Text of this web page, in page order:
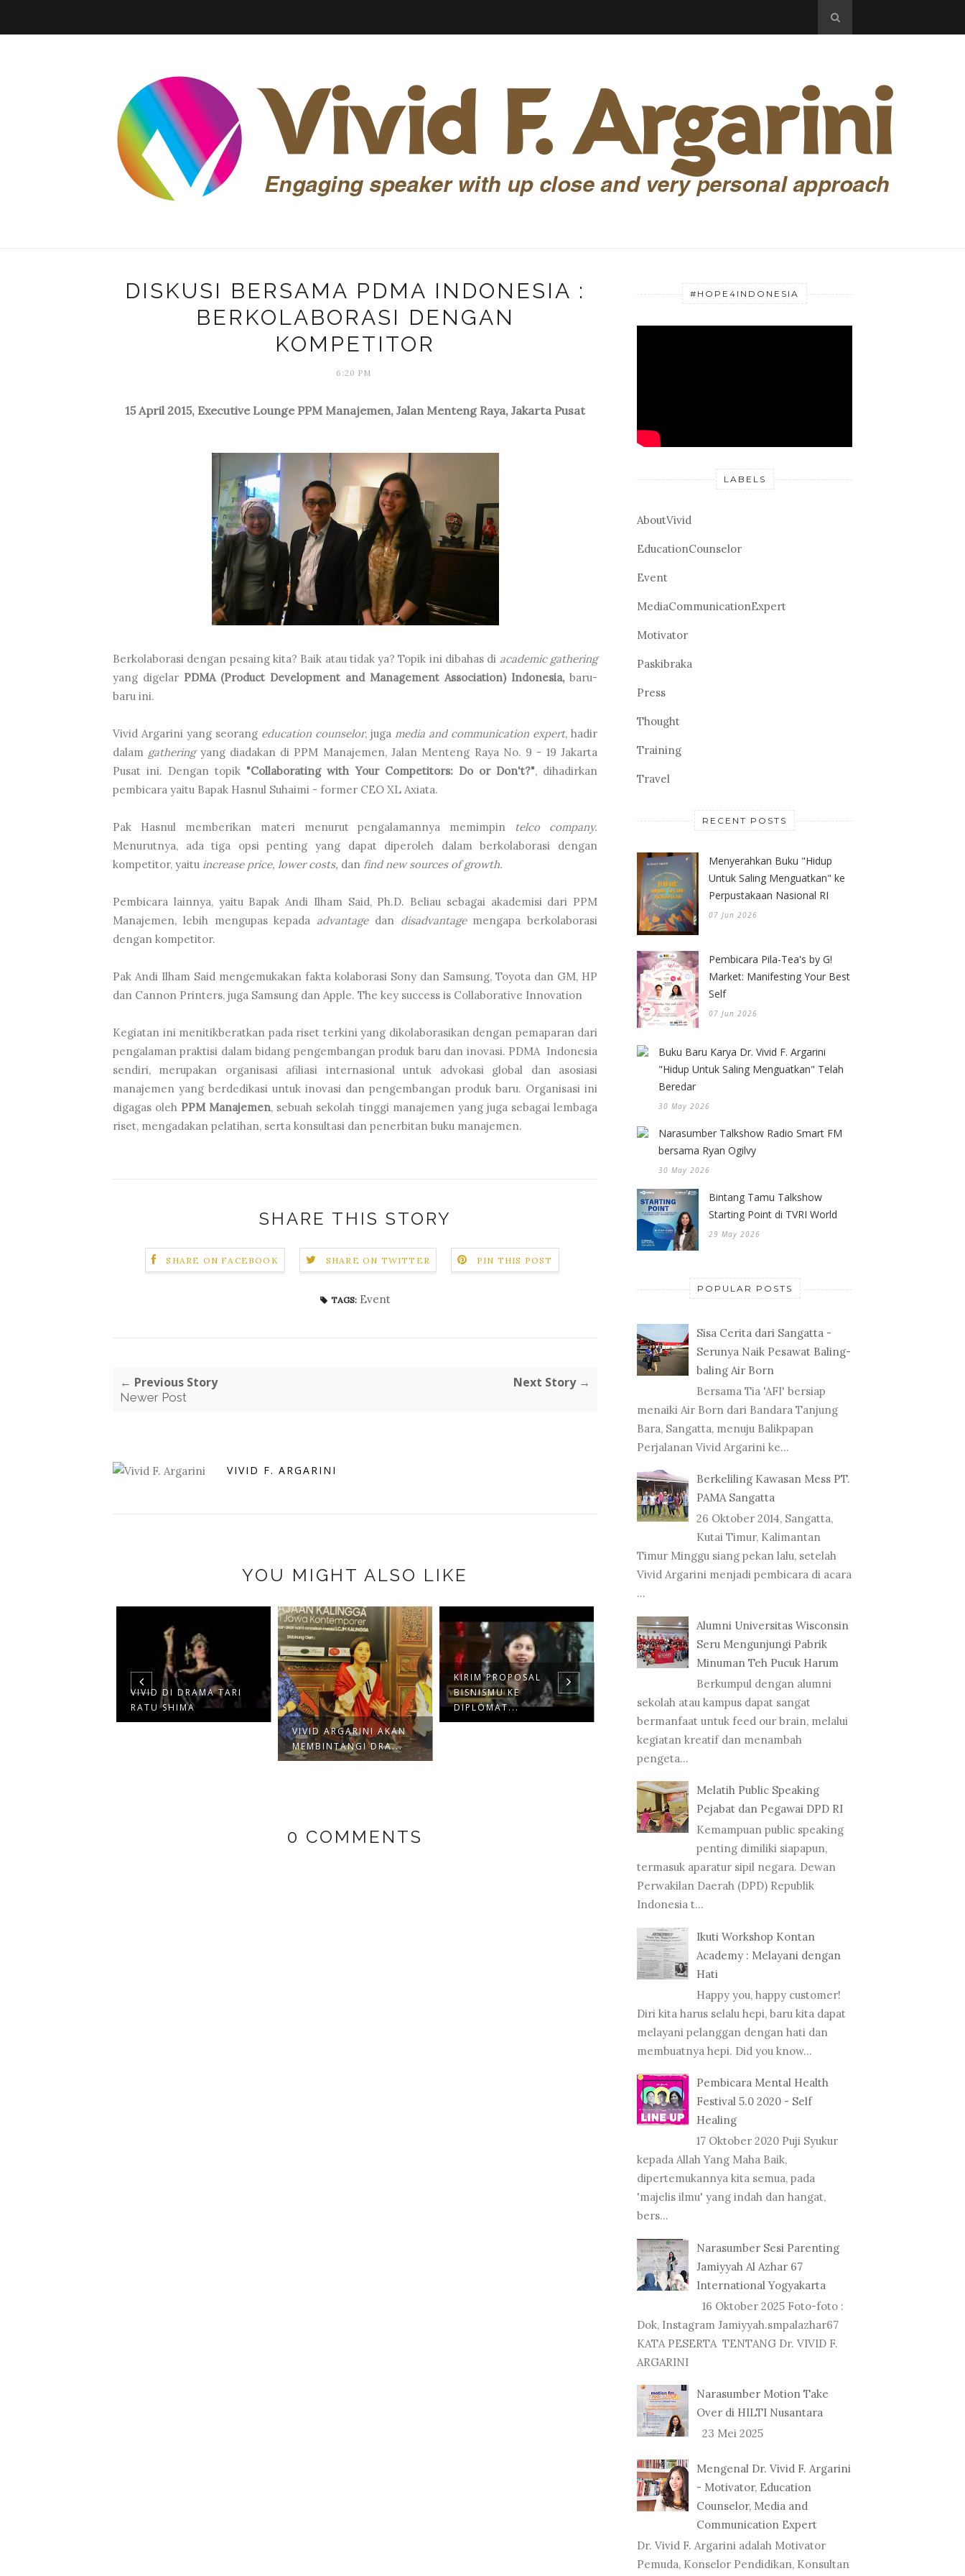
DISKUSI BERSAMA PDMA INDONESIA :
BERKOLABORASI DENGAN
KOMPETITOR
6:20 PM
15 April 2015, Executive Lounge PPM Manajemen, Jalan Menteng Raya, Jakarta Pusat
Berkolaborasi dengan pesaing kita? Baik atau tidak ya? Topik ini dibahas di academic gathering
yang digelar PDMA (Product Development and Management Association) Indonesia, baru-
baru ini.
Vivid Argarini yang seorang education counselor, juga media and communication expert, hadir
dalam gathering yang diadakan di PPM Manajemen, Jalan Menteng Raya No. 9 - 19 Jakarta
Pusat ini. Dengan topik "Collaborating with Your Competitors: Do or Don't?", dihadirkan
pembicara yaitu Bapak Hasnul Suhaimi - former CEO XL Axiata.
Pak Hasnul memberikan materi menurut pengalamannya memimpin telco company.
Menurutnya, ada tiga opsi penting yang dapat diperoleh dalam berkolaborasi dengan
kompetitor, yaitu increase price, lower costs, dan find new sources of growth.
Pembicara lainnya, yaitu Bapak Andi Ilham Said, Ph.D. Beliau sebagai akademisi dari PPM
Manajemen, lebih mengupas kepada advantage dan disadvantagemengapa berkolaborasi
dengan kompetitor.
Pak Andi Ilham Said mengemukakan fakta kolaborasi Sony dan Samsung, Toyota dan GM, HP
dan Cannon Printers, juga Samsung dan Apple. The key success is Collaborative Innovation
Kegiatan ini menitikberatkan pada riset terkini yang dikolaborasikan dengan pemaparan dari
pengalaman praktisi dalam bidang pengembangan produk baru dan inovasi. PDMA Indonesia
sendiri, merupakan organisasi afiliasi internasional untuk advokasi global dan asosiasi
manajemen yang berdedikasi untuk inovasi dan pengembangan produk baru. Organisasi ini
digagas oleh PPM Manajemen, sebuah sekolah tinggi manajemen yang juga sebagai lembaga
riset, mengadakan pelatihan, serta konsultasi dan penerbitan buku manajemen.
SHARE THIS STORY
SHARE ON FACEBOOK SHARE ON TWITTER PIN THIS POST
TAGS: Event
← Previous Story
Newer Post
Next Story →
VIVID F. ARGARINI
YOU MIGHT ALSO LIKE
VIVID DI DRAMA TARI
RATU SHIMA
VIVID ARGARINI AKAN
MEMBINTANGI DRA...
KIRIM PROPOSAL
BISNISMU KE
DIPLOMAT...
WORKSHOP VIVID F....
ALUMNI UNIVERSITAS
WISCONSIN SERU M...
0 COMMENTS
#HOPE4INDONESIA
LABELS
AboutVivid
EducationCounselor
Event
MediaCommunicationExpert
Motivator
Paskibraka
Press
Thought
Training
Travel
RECENT POSTS
Menyerahkan Buku "Hidup
Untuk Saling Menguatkan" ke
Perpustakaan Nasional RI
07 Jun 2026
Pembicara Pila-Tea's by G!
Market: Manifesting Your Best
Self
07 Jun 2026
Buku Baru Karya Dr. Vivid F. Argarini
"Hidup Untuk Saling Menguatkan" Telah
Beredar
30 May 2026
Narasumber Talkshow Radio Smart FM
bersama Ryan Ogilvy
30 May 2026
Bintang Tamu Talkshow
Starting Point di TVRI World
29 May 2026
POPULAR POSTS
Sisa Cerita dari Sangatta -
Serunya Naik Pesawat Baling-
baling Air Born
Bersama Tia 'AFI' bersiap
menaiki Air Born dari Bandara Tanjung
Bara, Sangatta, menuju Balikpapan
Perjalanan Vivid Argarini ke...
Berkeliling Kawasan Mess PT.
PAMA Sangatta
26 Oktober 2014, Sangatta,
Kutai Timur, Kalimantan
Timur Minggu siang pekan lalu, setelah
Vivid Argarini menjadi pembicara di acara
...
Alumni Universitas Wisconsin
Seru Mengunjungi Pabrik
Minuman Teh Pucuk Harum
Berkumpul dengan alumni
sekolah atau kampus dapat sangat
bermanfaat untuk feed our brain, melalui
kegiatan kreatif dan menambah
pengeta...
Melatih Public Speaking
Pejabat dan Pegawai DPD RI
Kemampuan public speaking
penting dimiliki siapapun,
termasuk aparatur sipil negara. Dewan
Perwakilan Daerah (DPD) Republik
Indonesia t...
Ikuti Workshop Kontan
Academy : Melayani dengan
Hati
Happy you, happy customer!
Diri kita harus selalu hepi, baru kita dapat
melayani pelanggan dengan hati dan
membuatnya hepi. Did you know...
Pembicara Mental Health
Festival 5.0 2020 - Self
Healing
17 Oktober 2020 Puji Syukur
kepada Allah Yang Maha Baik,
dipertemukannya kita semua, pada
'majelis ilmu' yang indah dan hangat,
bers...
Narasumber Sesi Parenting
Jamiyyah Al Azhar 67
International Yogyakarta
16 Oktober 2025 Foto-foto :
Dok, Instagram Jamiyyah.smpalazhar67
KATA PESERTA TENTANG Dr. VIVID F.
ARGARINI
Narasumber Motion Take
Over di HILTI Nusantara
23 Mei 2025
Mengenal Dr. Vivid F. Argarini
- Motivator, Education
Counselor, Media and
Communication Expert
Dr. Vivid F. Argarini adalah Motivator
Pemuda, Konselor Pendidikan, Konsultan